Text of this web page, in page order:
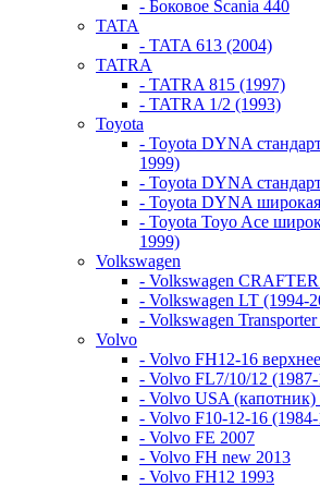
- Боковое Scania 440
TATA
- TATA 613 (2004)
TATRA
- TATRA 815 (1997)
- TATRA 1/2 (1993)
Toyota
- Toyota DYNA
1999)
- Toyota DYNA
- Toyota DYNA
- Toyota Toyo Ace
1999)
Volkswagen
- Volkswagen
- Volkswagen LT (1994-
- Volkswagen
Volvo
- Volvo FH12-16
- Volvo FL7/10/12
- Volvo USA (капотник)
- Volvo F10-12-16
- Volvo FE 2007
- Volvo FH new 2013
- Volvo FH12 1993